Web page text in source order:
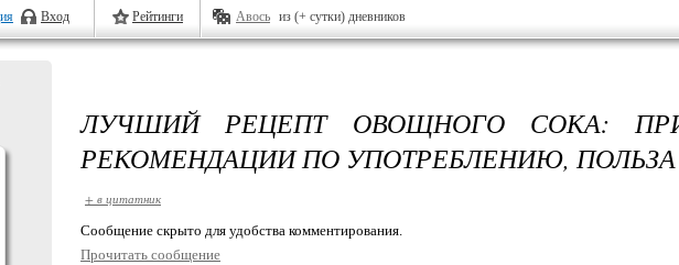
Вход Рейтинги Авось из (+ сутки) дневников
ЛУЧШИЙ РЕЦЕПТ ОВОЩНОГО СОКА:
РЕКОМЕНДАЦИИ ПО УПОТРЕБЛЕНИЮ, ПОЛЬЗА
+ в цитатник
Cообщение скрыто для удобства комментирования.
Прочитать сообщение